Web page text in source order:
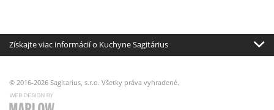
Získajte viac informácií o Kuchyne Sagitárius
© 2016-2026 Sagitarius, s.r.o. Všetky práva vyhradené.